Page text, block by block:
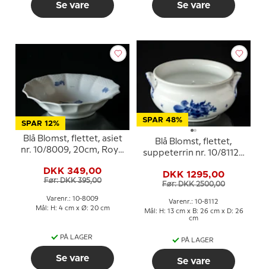
Se vare Se vare
SPAR 12%
Blå Blomst, flettet, asiet
nr. 10/8009, 20cm, Royal
DKK 349,00
Før: DKK 395,00
Varenr.: 10-8009
Mål: H: 4 cm x Ø: 20 cm
PÅ LAGER
Se vare
SPAR 48%
Blå Blomst, flettet,
suppeterrin nr. 10/8112 -
Royal Copenhagen
DKK 1295,00
Før: DKK 2500,00
Varenr.: 10-8112
Mål: H: 13 cm x B: 26 cm x D: 26
cm
PÅ LAGER
Se vare